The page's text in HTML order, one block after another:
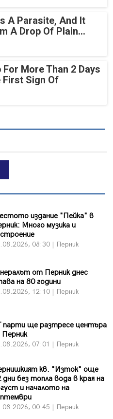
A Parasite, And It
A Drop Of Plain...
For More Than 2 Days
First Sign Of
издание "Пейка" в
Много музика и
08:30 | Перник
от Перник днес
на 80 години
12:10 | Перник
парти ще разтресе центъра
Перник
07:01 | Перник
кв. "Изток" още
дни без топла вода в края на
и началото на
00:45 | Перник